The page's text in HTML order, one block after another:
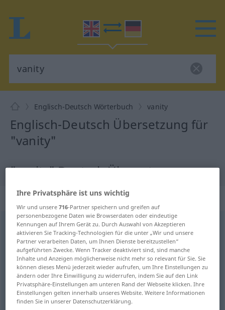
Englisch-Deutsch Wörterbuch vanity
Englisch-Deutsch Übersetzung für
"vanity"
"vanity" Deutsch Übersetzung
„vanity“: noun
vanity [ˈvæniti; -əti]s
Übersicht aller Übersetzungen
(Für mehr Details die Übersetzung anklicken/antippen)
Eitelkeit, Selbstgefälligkeit, maßlose
Einbildung
Ihre Privatsphäre ist uns wichtig
Wir und unsere716-Partner speichern und greifen auf
personenbezogene Daten wie Browserdaten oder eindeutige
Kennungen auf Ihrem Gerät zu. Durch Auswahl von Akzeptieren
aktivieren Sie Tracking-Technologien für die unter „Wir und unsere
Partner verarbeiten Daten, um Ihnen Dienste bereitzustellen“
aufgeführten Zwecke. Wenn Tracker deaktiviert sind, sind manche
Inhalte und Anzeigen möglicherweise nicht mehr so relevant für Sie. Sie
können dieses Menü jederzeit wieder aufrufen, um Ihre Einstellungen zu
ändern oder Ihre Einwilligung zu widerrufen, indem Sie auf den Link
Privatsphäre-Einstellungen am unteren Rand der Webseite klicken. Ihre
Einstellungen gelten innerhalb unseres Website. Weitere Informationen
finden Sie in unserer Datenschutzerklärung.